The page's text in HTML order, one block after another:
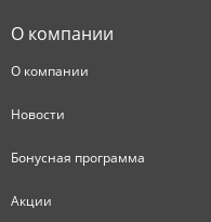
О компании
О компании
Новости
Бонусная программа
Акции